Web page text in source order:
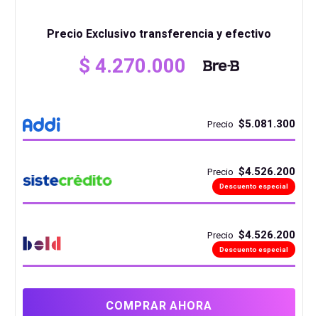
Precio Exclusivo transferencia y efectivo
El
era:
$ 4.470.000 .
$4.270.000
actual
$ 4.270.000 .
Precio $5.081.300
Precio $4.526.200
Descuento especial
Precio $4.526.200
Descuento especial
COMPRAR AHORA